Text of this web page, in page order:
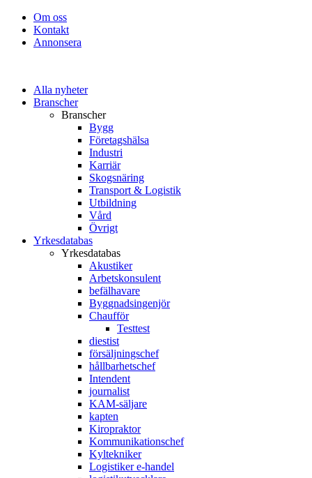
Om oss
Kontakt
Annonsera
Alla nyheter
Branscher
Branscher
Bygg
Företagshälsa
Industri
Karriär
Skogsnäring
Transport & Logistik
Utbildning
Vård
Övrigt
Yrkesdatabas
Yrkesdatabas
Akustiker
Arbetskonsulent
befälhavare
Byggnadsingenjör
Chaufför
Testtest
diestist
försäljningschef
hållbarhetschef
Intendent
journalist
KAM-säljare
kapten
Kiropraktor
Kommunikationschef
Kyltekniker
Logistiker e-handel